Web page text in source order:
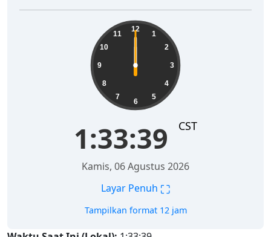
12
1
2
3
4
5
6
7
8
9
10
11
1:33:39 CST
Kamis, 06 Agustus 2026
Layar Penuh ⛶
Tampilkan format 12 jam